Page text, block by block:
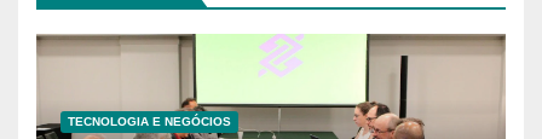
TECNOLOGIA E NEGÓCIOS